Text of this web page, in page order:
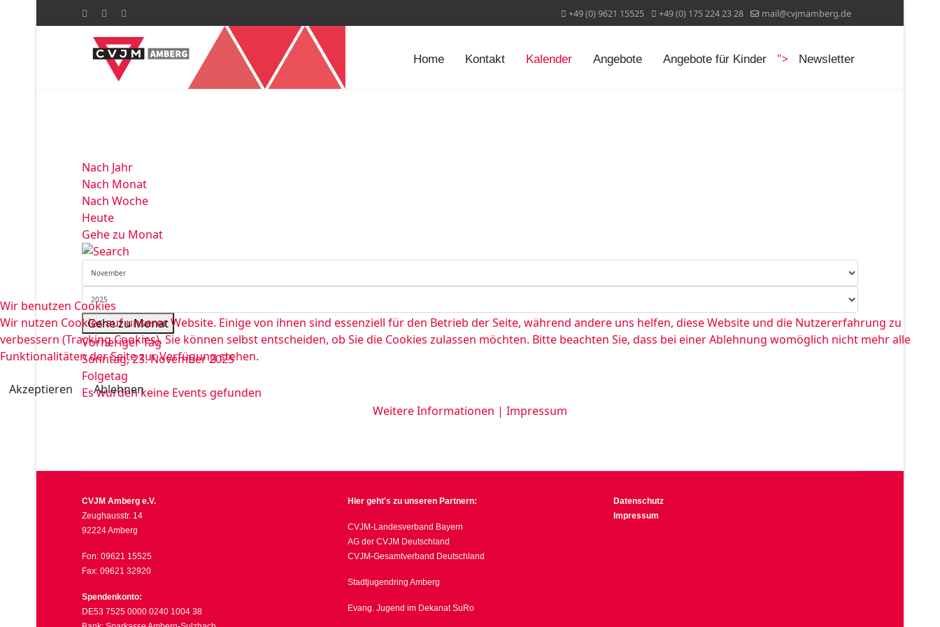
+49 (0) 9621 15525 +49 (0) 175 224 23 28 mail@cvjmamberg.de
Home Kontakt Kalender Angebote Angebote für Kinder "> Newsletter
Nach Jahr
Nach Monat
Nach Woche
Heute
Gehe zu Monat
Gehe zu Monat
Vorheriger Tag
Sonntag, 23. November 2025
Folgetag
Es wurden keine Events gefunden
CVJM Amberg e.V.
Zeughausstr. 14
92224 Amberg
Fon: 09621 15525
Fax: 09621 32920
Spendenkonto:
DE53 7525 0000 0240 1004 38
Hier geht's zu unseren Partnern:
CVJM-Landesverband Bayern
AG der CVJM Deutschland
CVJM-Gesamtverband Deutschland
Stadtjugendring Amberg
Evang. Jugend im Dekanat SuRo
Datenschutz
Impressum
Wir benutzen Cookies
Wir nutzen Cookies auf unserer Website. Einige von ihnen sind essenziell für den Betrieb der Seite, während andere uns helfen, diese Website und die Nutzererfahrung zu
verbessern (Tracking Cookies). Sie können selbst entscheiden, ob Sie die Cookies zulassen möchten. Bitte beachten Sie, dass bei einer Ablehnung womöglich nicht mehr alle
Funktionalitäten der Seite zur Verfügung stehen.
Akzeptieren
Ablehnen
Weitere Informationen | Impressum